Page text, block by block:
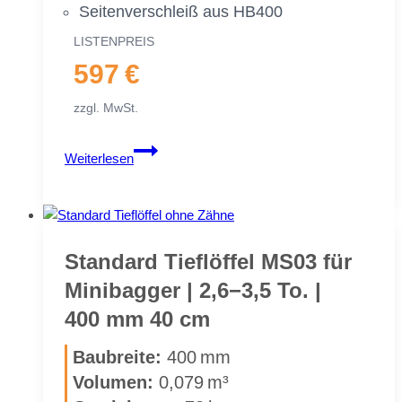
Sei­ten­ver­schleiß aus HB400
LIS­TEN­PREIS
597 €
zzgl. MwSt.
Weiterlesen
Stan­
dard
löf­
MS03
Mi­
ni­
ger
|
Stan­dard Tief­löf­fel MS03 für
Mi­ni­bag­ger | 2,6−3,5 To. |
400 mm 40 cm
Bau­brei­te: 400 mm
Vo­lu­men: 0,079 m³